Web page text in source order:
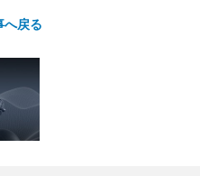
へ戻る